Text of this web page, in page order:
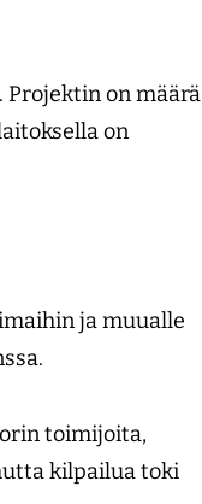
on määrä
on
ja muualle
toimijoita,
kilpailua toki